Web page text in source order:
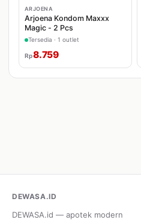
ARJOENA
Arjoena Kondom Maxxx
Magic - 2 Pcs
Tersedia · 1 outlet
Rp8.759
DEWASA.ID
DEWASA.id — apotek modern